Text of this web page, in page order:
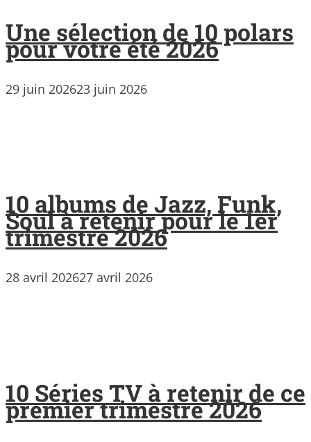
Une sélection de 10 polars
pour votre été 2026
29 juin 202623 juin 2026
10 albums de Jazz, Funk,
Soul à retenir pour le 1er
trimestre 2026
28 avril 202627 avril 2026
10 Séries TV à retenir de ce
premier trimestre 2026